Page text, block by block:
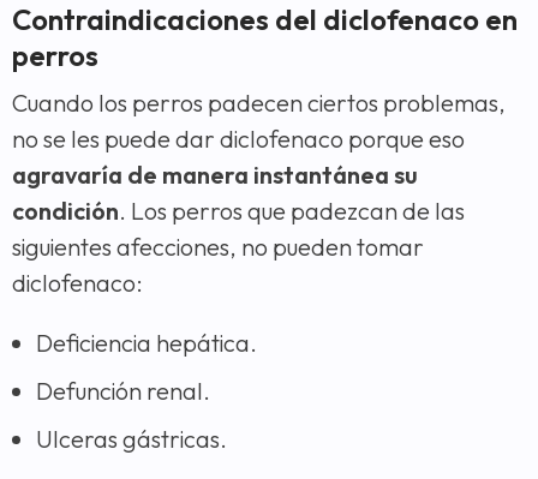
Contraindicaciones del diclofenaco en
perros
Cuando los perros padecen ciertos problemas,
no se les puede dar diclofenaco porque eso
agravaría de manera instantánea su
condición. Los perros que padezcan de las
siguientes afecciones, no pueden tomar
diclofenaco:
Deficiencia hepática.
Defunción renal.
Ulceras gástricas.